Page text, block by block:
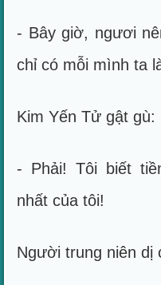
- Bây giờ, ngươi
chỉ có mỗi mình ta
Kim Yến Tử gật gù:
- Phải! Tôi biết
nhất của tôi!
Người trung niên dị